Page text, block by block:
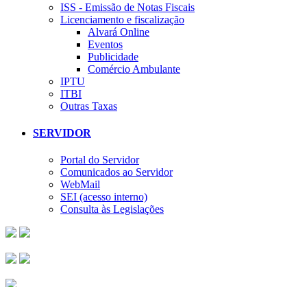
ISS - Emissão de Notas Fiscais
Licenciamento e fiscalização
Alvará Online
Eventos
Publicidade
Comércio Ambulante
IPTU
ITBI
Outras Taxas
SERVIDOR
Portal do Servidor
Comunicados ao Servidor
WebMail
SEI (acesso interno)
Consulta às Legislações